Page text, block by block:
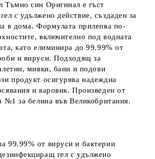
Тъмно син Оригинал е гъст
с удължено действие, създаден за
в дома. Формулата прилепва по-
включително под водната
като елиминира до 99.99% от
и вируси. Подходящ за
мивки, бани и подови
продукт осигурява надеждна
и варовик. Произведен от
за белина във Великобритания.
99.99% от вируси и бактерии
гел с удължено